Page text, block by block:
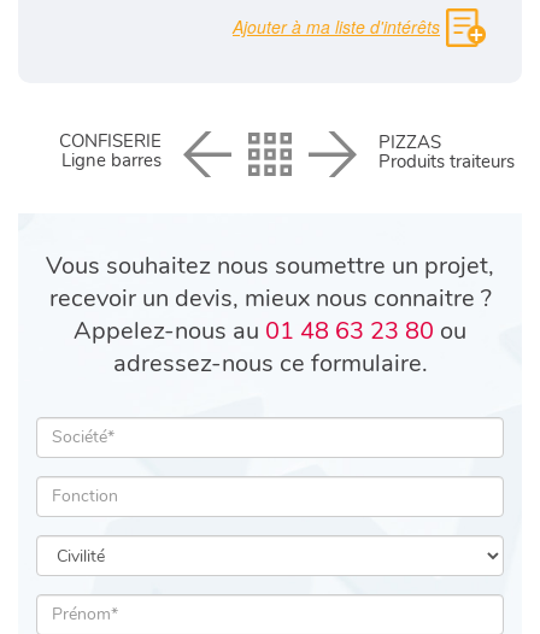
CONFISERIE
Ligne barres
PIZZAS
Produits traiteurs
Vous souhaitez nous soumettre un projet,
recevoir un devis, mieux nous connaitre ?
Appelez-nous au 01 48 63 23 80 ou
adressez-nous ce formulaire.